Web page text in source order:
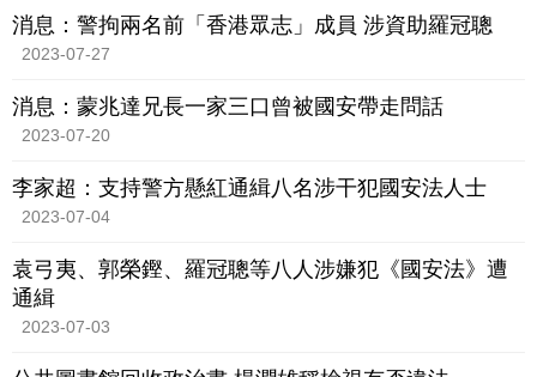
回他的上訴，呂世瑜要繼續服刑。
消息：警拘兩名前「香港眾志」成員 涉資助羅冠聰
2023-07-27
消息：蒙兆達兄長一家三口曾被國安帶走問話
2023-07-20
李家超：支持警方懸紅通緝八名涉干犯國安法人士
2023-07-04
袁弓夷、郭榮鏗、羅冠聰等八人涉嫌犯《國安法》遭
通緝
2023-07-03